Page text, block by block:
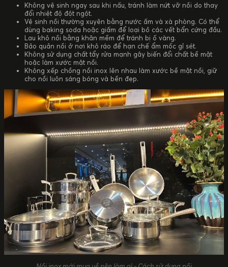
Không vệ sinh ngay sau khi nấu, tránh làm nứt vỡ nồi do thay
đổi nhiệt độ đột ngột.
Vệ sinh nồi thường xuyên bằng nước ấm và xà phòng. Có thể
dùng baking soda hoặc giấm để loại bỏ các vết bẩn cứng đầu.
Lau khô nồi bằng khăn mềm để tránh bị ố vàng.
Bảo quản nồi ở nơi khô ráo để hạn chế ẩm mốc gỉ sét.
Không sử dụng chất tẩy rửa mạnh gây biến đổi chất bề mặt
hoặc làm xước mặt nồi.
Không xếp chồng nồi inox lên nhau làm xước bề mặt nồi, giữ
cho nồi luôn sáng bóng và bền đẹp.